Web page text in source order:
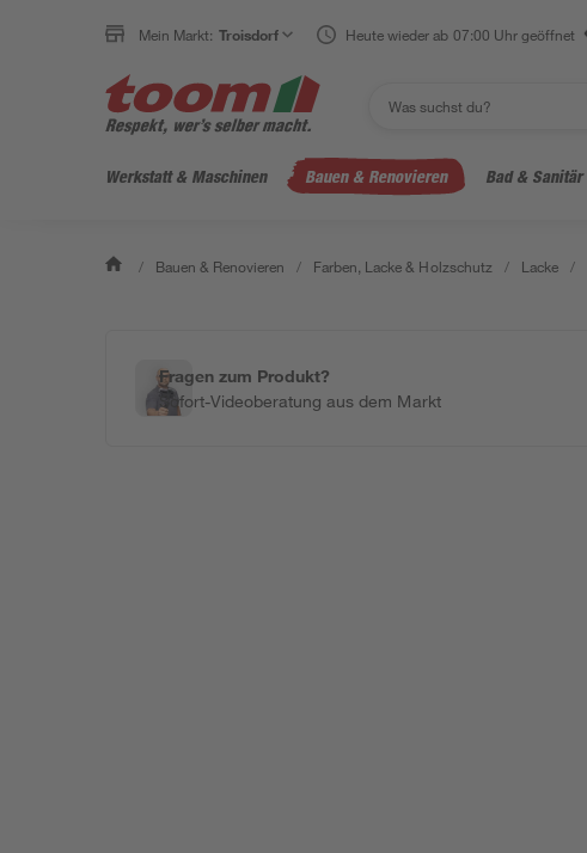
Mein Markt: Troisdorf Heute wieder ab 07:00 Uhr geöffnet
Werkstatt & Maschinen Bauen & Renovieren Bad & Sanitär
/ Bauen & Renovieren / Farben, Lacke & Holzschutz / Lacke /
Fragen zum Produkt?
Sofort-Videoberatung aus dem Markt